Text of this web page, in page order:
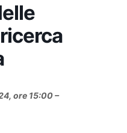
ore 15:00 –